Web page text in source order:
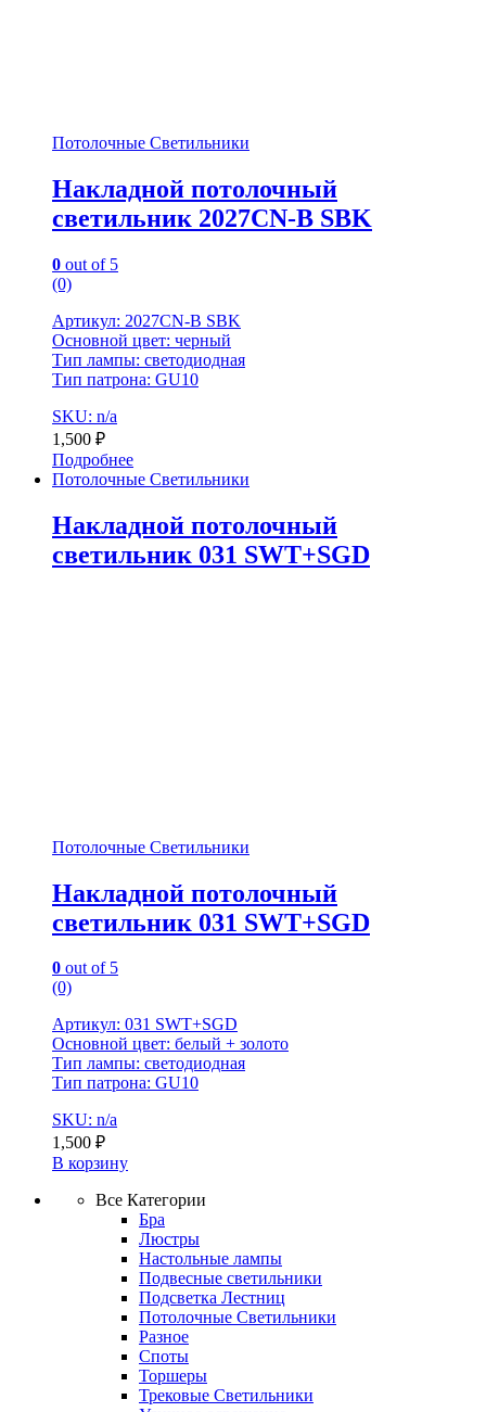
Потолочные Светильники
Накладной потолочный
светильник 2027CN-B SBK
0 out of 5
(0)
Артикул: 2027CN-B SBK
Основной цвет: черный
Тип лампы: светодиодная
Тип патрона: GU10
SKU: n/a
1,500 ₽
Подробнее
Потолочные Светильники
Накладной потолочный
светильник 031 SWT+SGD
Потолочные Светильники
Накладной потолочный
светильник 031 SWT+SGD
0 out of 5
(0)
Артикул: 031 SWT+SGD
Основной цвет: белый + золото
Тип лампы: светодиодная
Тип патрона: GU10
SKU: n/a
1,500 ₽
В корзину
Все Категории
Бра
Люстры
Настольные лампы
Подвесные светильники
Подсветка Лестниц
Потолочные Светильники
Разное
Споты
Торшеры
Трековые Светильники